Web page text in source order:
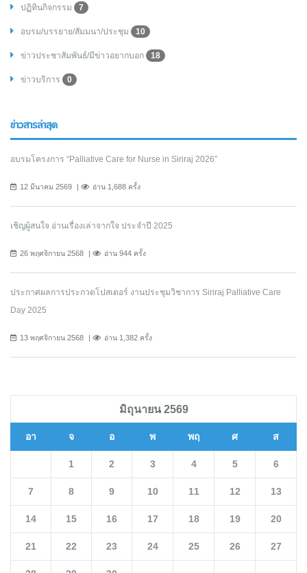
ปฏิทินกิจกรรม 7
อบรม/บรรยาย/สัมมนา/ประชุม 10
ข่าวประชาสัมพันธ์/มีข่าวอยากบอก 18
ข่าวบริการ 0
ข่าวสารล่าสุด
อบรมโครงการ “Palliative Care for Nurse in Siriraj 2026”
12 มีนาคม 2569 อ่าน 1,688 ครั้ง
เชิญผู้สนใจ อ่านเรื่องเล่าจากใจ ประจำปี 2025
26 พฤศจิกายน 2568 อ่าน 944 ครั้ง
ประกาศผลการประกวดโปสเตอร์ งานประชุมวิชาการ Siriraj Palliative Care
Day 2025
13 พฤศจิกายน 2568 อ่าน 1,382 ครั้ง
มิถุนายน 2569
อา จ อ พ พฤ ศ ส
1 2 3 4 5 6
7 8 9 10 11 12 13
14 15 16 17 18 19 20
21 22 23 24 25 26 27